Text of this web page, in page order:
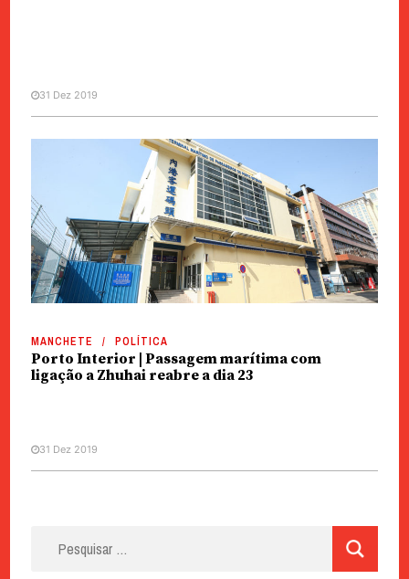
POLÍTICA
Porto Interior | Passagem
marítima com ligação a Zhuhai
reabre a dia 23
31 Dez 2019
MANCHETE POLÍTICA
Porto Interior | Passagem marítima com
ligação a Zhuhai reabre a dia 23
31 Dez 2019